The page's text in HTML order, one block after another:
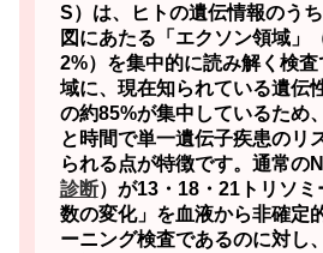
S）は、ヒトの遺伝情報のう
図にあたる「エクソン領域」
2%）を集中的に読み解く検査
域に、現在知られている遺伝
の約85%が集中しているため
と時間で単一遺伝子疾患のリ
られる点が特徴です。通常の
診断）が13・18・21トリソミ
数の変化」を血液から非確定
ーニング検査であるのに対し